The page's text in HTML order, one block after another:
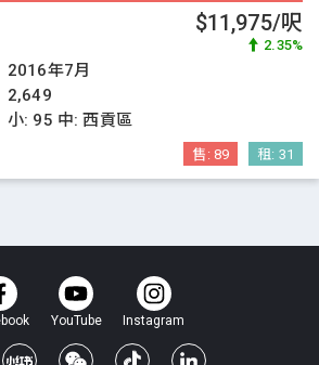
$11,975/呎
2.35%
2016年7月
2,649
小: 95 中:西貢區
售: 89 租: 31
YouTube Instagram